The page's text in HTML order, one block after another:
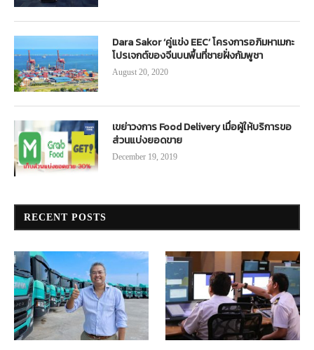
Dara Sakor ‘คู่แข่ง EEC’ โครงการอภิมหาเมกะ
โปรเจกต์ของจีนบนพื้นที่ชายฝั่งกัมพูชา
August 20, 2020
เขย่าวงการ Food Delivery เมื่อผู้ให้บริการขอ
ส่วนแบ่งยอดขาย
December 19, 2019
RECENT POSTS